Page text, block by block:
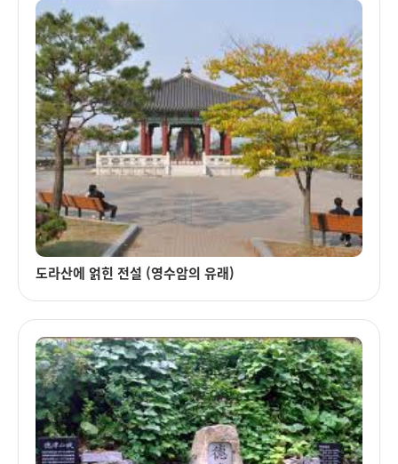
도라산에 얽힌 전설 (영수암의 유래)